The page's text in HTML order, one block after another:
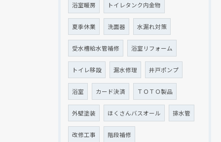
浴室暖房 トイレタンク内金物
夏季休業 洗面器 水漏れ対策
受水槽給水管補修 浴室リフォーム
トイレ移設 漏水修理 井戸ポンプ
浴室 カード決済 ＴＯＴＯ製品
外壁塗装 ほくさんバスオール 排水管
改修工事 階段補修